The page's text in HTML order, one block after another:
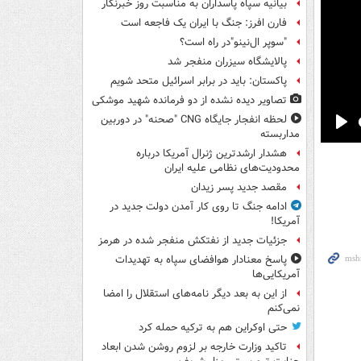
بیانیه سپاه پاسداران به مناسبت روز خبرنگار
فارن افرز: جنگ با ایران یک فاجعه است
"سوپر ال‌نینو"در راه است؟
پالایشگاه سیزران منفجر شد
پاکستان: باید در برابر اسرائیل متحد شویم
تصاویر دیده‌ نشده از دو فرمانده شهید موشکی
لحظه انفجار جایگاه CNG "صحنه" در دوربین
مداربسته
هشدار ارشدترین ژنرال آمریکا درباره
محدودیت‌های نظامی علیه ایران
مقصد جدید پسر زیدان
ادامه جنگ تا روی کار آمدن دولت جدید در
آمریکا!
جزئیات جدید از نفتکش منفجر شده در هرمز
پاسخ معنادار هوافضای سپاه به تهدیدات
آمریکایی‌ها
از این به بعد دیگر نامه‌های استقلال را امضا
نمی‌کنم
حتی اوکراین هم به ترکیه حمله کرد
تاکید وزارت خارجه بر لزوم روشن شدن ابعاد